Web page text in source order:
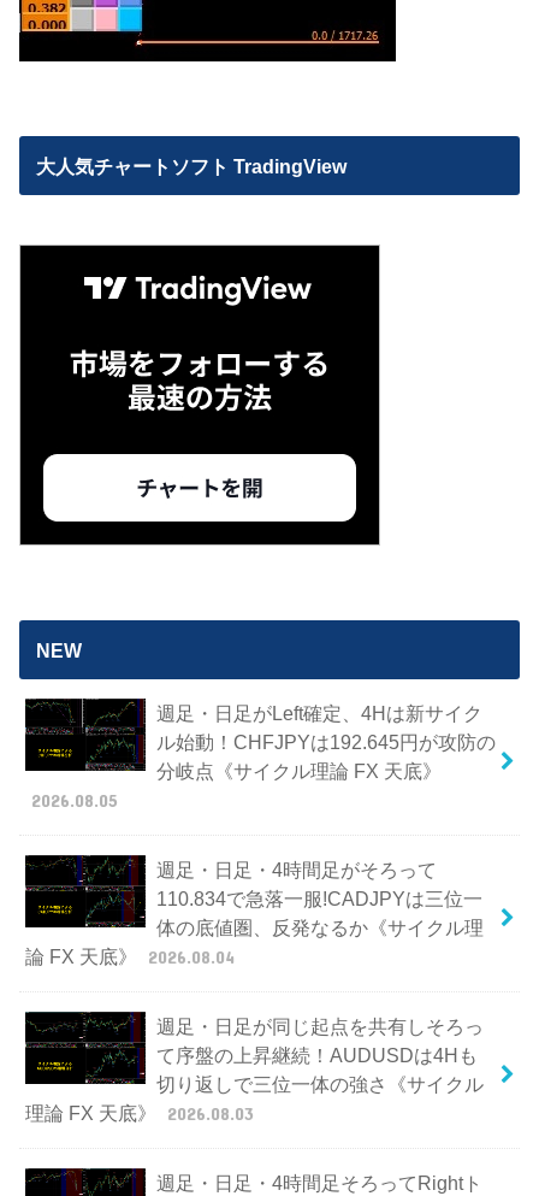
大人気チャートソフト TradingView
NEW
週足・日足がLeft確定、4Hは新サイク
ル始動！CHFJPYは192.645円が攻防の
分岐点《サイクル理論 FX 天底》
2026.08.05
週足・日足・4時間足がそろって
110.834で急落一服!CADJPYは三位一
体の底値圏、反発なるか《サイクル理
論 FX 天底》
2026.08.04
週足・日足が同じ起点を共有しそろっ
て序盤の上昇継続！AUDUSDは4Hも
切り返しで三位一体の強さ《サイクル
理論 FX 天底》
2026.08.03
週足・日足・4時間足そろってRightト